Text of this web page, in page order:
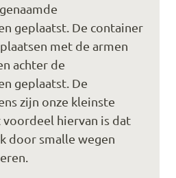
geplaatst. De container
met de armen
achter de
geplaatst. De
zijn onze kleinste
voordeel hiervan is dat
door smalle wegen